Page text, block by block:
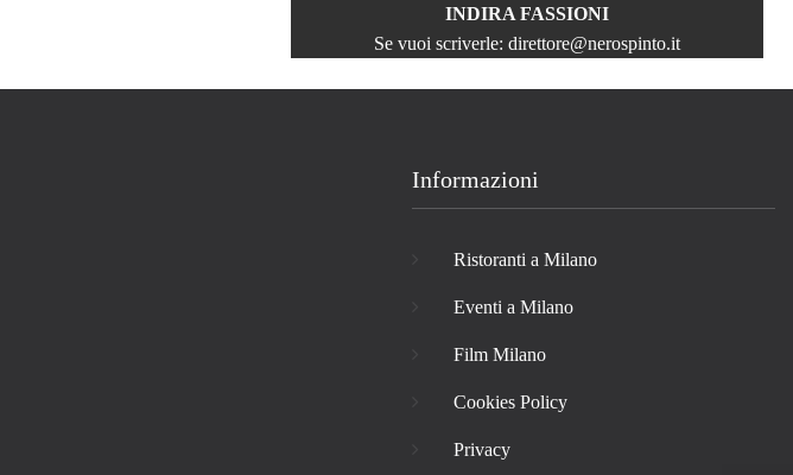
INDIRA FASSIONI
Se vuoi scriverle: direttore@nerospinto.it
Informazioni
Ristoranti a Milano
Eventi a Milano
Film Milano
Cookies Policy
Privacy